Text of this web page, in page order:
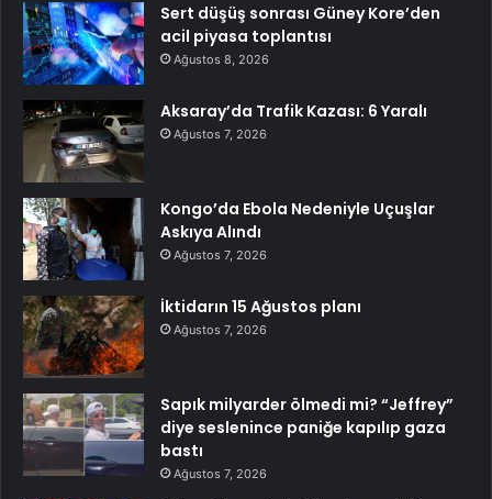
Sert düşüş sonrası Güney Kore’den
acil piyasa toplantısı
Ağustos 8, 2026
Aksaray’da Trafik Kazası: 6 Yaralı
Ağustos 7, 2026
Kongo’da Ebola Nedeniyle Uçuşlar
Askıya Alındı
Ağustos 7, 2026
İktidarın 15 Ağustos planı
Ağustos 7, 2026
Sapık milyarder ölmedi mi? “Jeffrey”
diye seslenince paniğe kapılıp gaza
bastı
Ağustos 7, 2026